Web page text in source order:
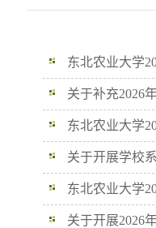
东北农业大学
关于补充2026
东北农业大学
关于开展学校
东北农业大学
关于开展2026